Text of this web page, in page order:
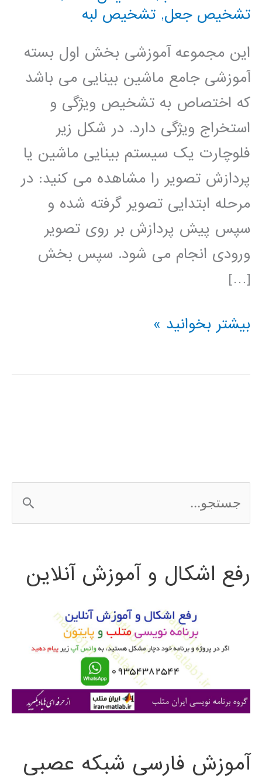
تشخیص جعل, تشخیص لبه
این مجموعه آموزشی بخش اول بسته
آموزشی جامع ماشین بینایی می باشد
که اختصاص به تشخیص ویژگی و
استخراج ویژگی دارد. در شکل زیر
فلوچارت یک سیستم بینایی ماشین یا
پردازش تصویر را مشاهده می کنید: در
مرحله ابتدایی تصویر گرفته شده و
سپس پیش پردازش بر روی تصویر
ورودی انجام می شود. سپس بخش
[…]
آموزش
شناسایی
بینایی
ماشین
بیشتر بخوانید »
س
ج
ی
رفع اشکال و آموزش آنلاین
آموزش فارسی شبکه عصبی